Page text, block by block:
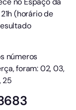
(horário de
números
foram: 02, 03,
25